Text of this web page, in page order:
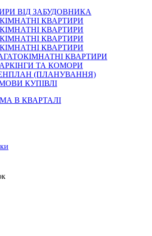
ВІД ЗАБУДОВНИКА
КІМНАТНІ КВАРТИРИ
КВАРТИРИ
КВАРТИРИ
КВАРТИРИ
КВАРТИРИ
ТА КОМОРИ
(ПЛАНУВАННЯ)
КУПІВЛІ
В КВАРТАЛІ